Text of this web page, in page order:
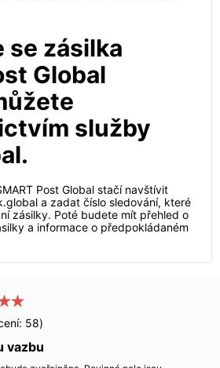
se zásilka
Global
služby
Post Global stačí navštívit
a zadat číslo sledování, které
zásilky. Poté budete mít přehled o
a informace o předpokládaném
58)
vazbu